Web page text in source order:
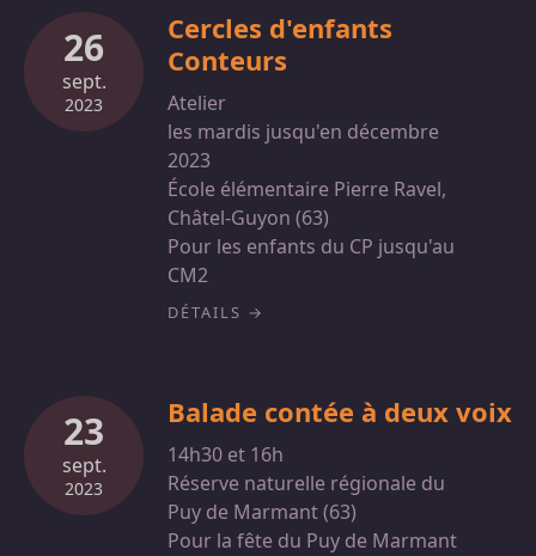
26
sept.
2023
Cercles d'enfants
Conteurs
Atelier
les mardis jusqu'en décembre
2023
École élémentaire Pierre Ravel,
Châtel-Guyon (63)
Pour les enfants du CP jusqu'au
CM2
DÉTAILS
23
sept.
2023
Balade contée à deux voix
14h30 et 16h
Réserve naturelle régionale du
Puy de Marmant (63)
Pour la fête du Puy de Marmant